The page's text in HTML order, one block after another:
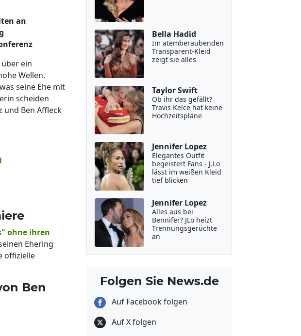
an
ein
Wellen.
seine Ehe mit
scheiden
und Ben Affleck
ohne ihren
Ehering
offizielle
Ben
Bella Hadid
Im atemberaubenden
Transparent-Kleid
zeigt sie alles
Taylor Swift
Ob ihr das gefällt?
Travis Kelce hat keine
Hochzeitspläne
Jennifer Lopez
Elegantes Outfit
begeistert Fans - J.Lo
lässt im weißen Kleid
tief blicken
Jennifer Lopez
Alles aus bei
Bennifer? JLo heizt
Trennungsgerüchte
an
Folgen Sie News.de
Auf Facebook folgen
Auf X folgen